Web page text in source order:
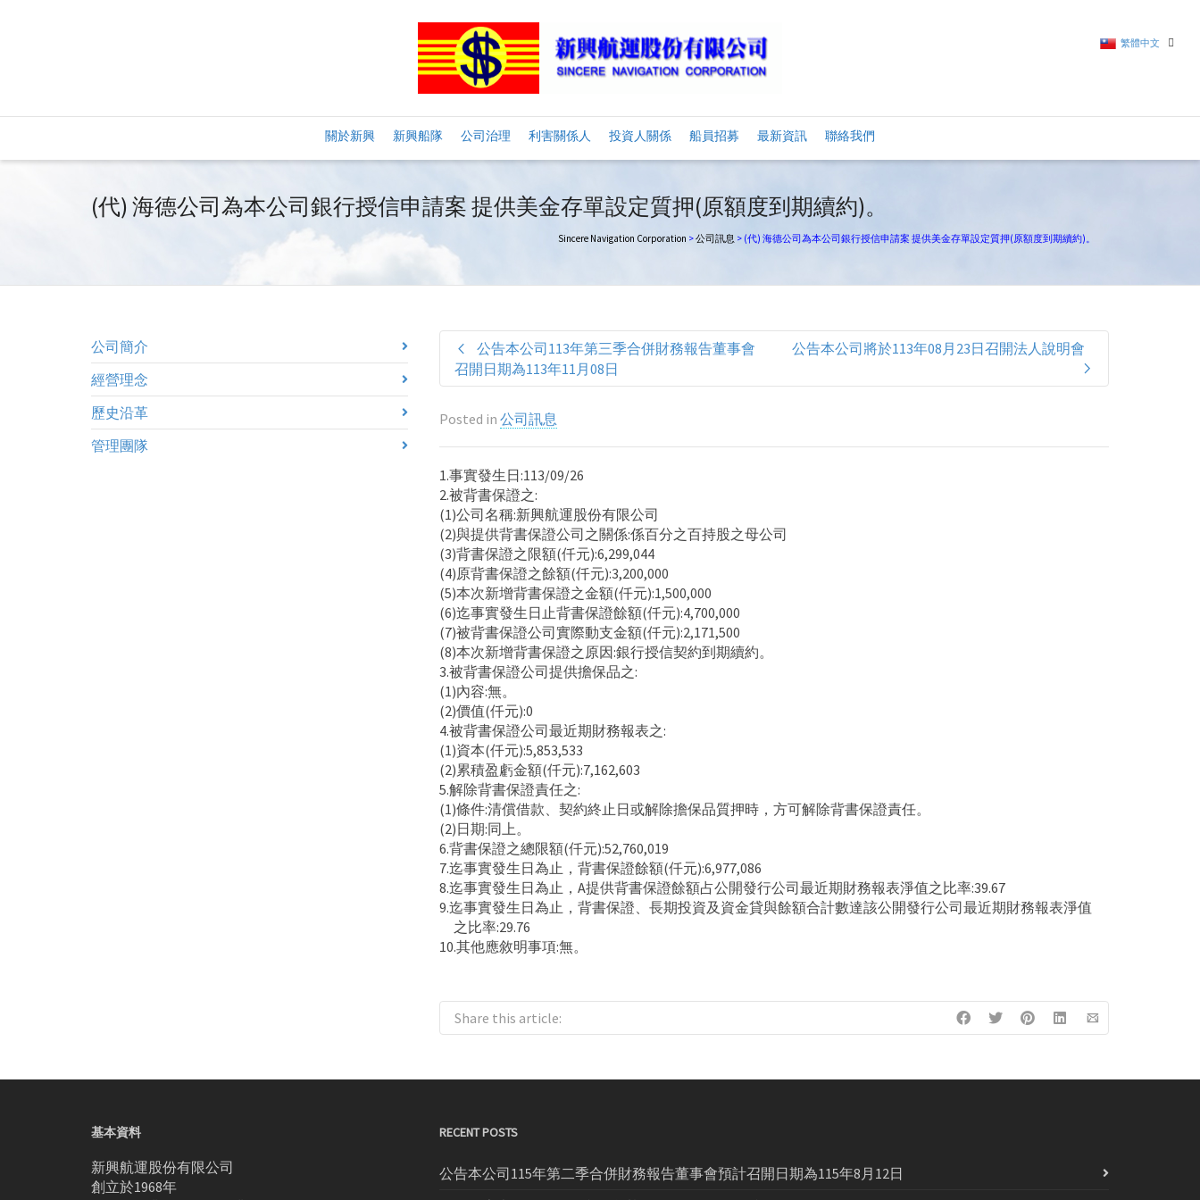
繁體中文
繁體中文
關於新興 新興船隊 公司治理 利害關係人 投資人關係 船員招募 最新資訊 聯絡我們
(代) 海德公司為本公司銀行授信申請案 提供美金存單設定質押(原額度到期續約)。
Sincere Navigation Corporation >公司訊息 > (代) 海德公司為本公司銀行授信申請案 提供美金存單設定質押(原額度到期續約)。
公告本公司113年第三季合併財務報告董事會
召開日期為113年11月08日
公告本公司將於113年08月23日召開法人說明會
Posted in 公司訊息
1.事實發生日:113/09/26
2.被背書保證之:
(1)公司名稱:新興航運股份有限公司
(2)與提供背書保證公司之關係:係百分之百持股之母公司
(3)背書保證之限額(仟元):6,299,044
(4)原背書保證之餘額(仟元):3,200,000
(5)本次新增背書保證之金額(仟元):1,500,000
(6)迄事實發生日止背書保證餘額(仟元):4,700,000
(7)被背書保證公司實際動支金額(仟元):2,171,500
(8)本次新增背書保證之原因:銀行授信契約到期續約。
3.被背書保證公司提供擔保品之:
(1)內容:無。
(2)價值(仟元):0
4.被背書保證公司最近期財務報表之:
(1)資本(仟元):5,853,533
(2)累積盈虧金額(仟元):7,162,603
5.解除背書保證責任之:
(1)條件:清償借款、契約終止日或解除擔保品質押時，方可解除背書保證責任。
(2)日期:同上。
6.背書保證之總限額(仟元):52,760,019
7.迄事實發生日為止，背書保證餘額(仟元):6,977,086
8.迄事實發生日為止，A提供背書保證餘額占公開發行公司最近期財務報表淨值之比率:39.67
9.迄事實發生日為止，背書保證、長期投資及資金貸與餘額合計數達該公開發行公司最近期財務報表淨值
之比率:29.76
10.其他應敘明事項:無。
Share this article:
公司簡介
經營理念
歷史沿革
管理團隊
基本資料
新興航運股份有限公司
創立於1968年
RECENT POSTS
公告本公司115年第二季合併財務報告董事會預計召開日期為115年8月12日